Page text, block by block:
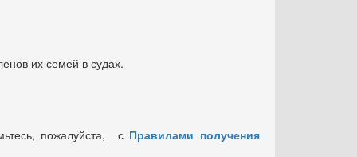
их семей в судах.
пожалуйста, с Правилами получения